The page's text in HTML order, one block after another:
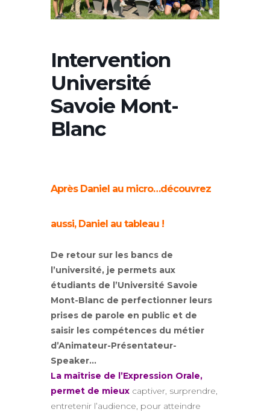
Intervention
Université
Savoie Mont-
Blanc
Après Daniel au micro…découvrez
aussi, Daniel au tableau !
De retour sur les bancs de
l’université, je permets aux
étudiants de l’Université Savoie
Mont-Blanc de perfectionner leurs
prises de parole en public et de
saisir les compétences du métier
d’Animateur-Présentateur-
Speaker…
La maîtrise de l’Expression Orale,
permet de mieux captiver, surprendre,
entretenir l’audience, pour atteindre